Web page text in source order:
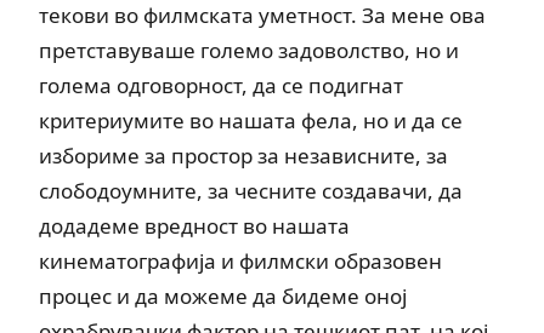
текови во филмската уметност. За мене ова
претставуваше големо задоволство, но и
голема одговорност, да се подигнат
критериумите во нашата фела, но и да се
избориме за простор за независните, за
слободоумните, за чесните создавачи, да
додадеме вредност во нашата
кинематографија и филмски образовен
процес и да можеме да бидеме оној